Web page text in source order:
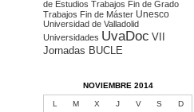
de Estudios Trabajos Fin de Grado
Trabajos Fin de Máster Unesco
Universidad de Valladolid
Universidades UvaDoc VII
Jornadas BUCLE
NOVIEMBRE 2014
L M X J V S
D